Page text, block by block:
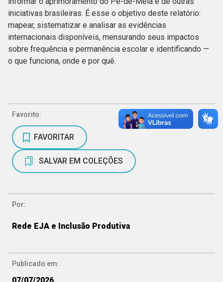
iniciativas brasileiras. É esse o objetivo deste relatório:
mapear, sistematizar e analisar as evidências
internacionais disponíveis, mensurando seus impactos
sobre frequência e permanência escolar e identificando —
o que funciona, onde e por quê.
Favorito:
FAVORITAR
SALVAR EM COLEÇÕES
Por:
Rede EJA e Inclusão Produtiva
Publicado em: